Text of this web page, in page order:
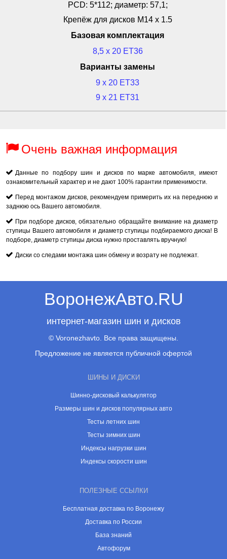
PCD: 5*112; диаметр: 57,1;
Крепёж для дисков M14 x 1.5
Базовая комплектация
8,5 x 20 ET36
Варианты замены
9 x 20 ET33
9 x 21 ET31
Очень важная информация
Данные по подбору шин и дисков по марке автомобиля, имеют
ознакомительный характер и не дают 100% гарантии применимости.
Перед монтажом дисков, рекомендуем примерить их на переднюю и
заднюю ось Вашего автомобиля.
При подборе дисков, обязательно обращайте внимание на диаметр
ступицы Вашего автомобиля и диаметр ступицы подбираемого диска! В
подборе, диаметр ступицы диска нужно проставлять вручную!
Диски со следами монтажа шин обмену и возрату не подлежат.
ВоронежАвто.RU
интернет-магазин шин и дисков
© Voronezhavto. Все права защищены.
Предложение не является публичной офертой
ШИНЫ И ДИСКИ
Шинно-дисковый калькулятор
Размеры шин и дисков популярных авто
Тесты летних шин
Тесты зимних шин
Индексы нагрузки шин
Индексы скорости шин
ПОЛЕЗНЫЕ ССЫЛКИ
Бесплатная доставка по Воронежу
Доставка по России
База знаний
Автофорум